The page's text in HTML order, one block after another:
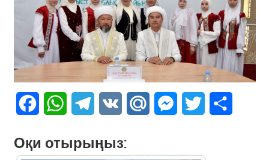
FacebookWhatsAppTelegram
VK Mail.Ru Messenger
Twitter
Оқи отырыңыз: